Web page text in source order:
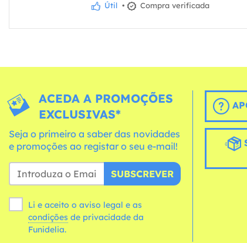
Útil • Compra verificada
ACEDA A PROMOÇÕES
EXCLUSIVAS*
Seja o primeiro a saber das novidades
e promoções ao registar o seu e-mail!
SUBSCREVER
Li e aceito o aviso legal e as
condições
Funidelia.